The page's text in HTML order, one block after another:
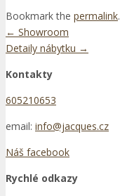
Bookmark the permalink.
Post
navigation
← Showroom
Detaily nábytku →
Kontakty
605210653
email: info@jacques.cz
Náš facebook
Rychlé odkazy